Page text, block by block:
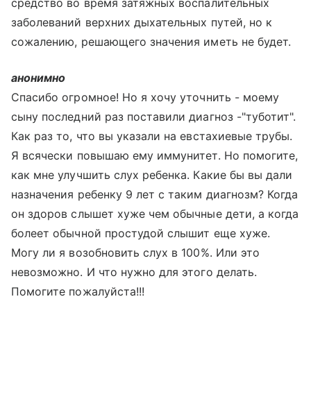
средство во время затяжных воспалительных
заболеваний верхних дыхательных путей, но к
сожалению, решающего значения иметь не будет.
анонимно
Спасибо огромное! Но я хочу уточнить - моему
сыну последний раз поставили диагноз -"туботит".
Как раз то, что вы указали на евстахиевые трубы.
Я всячески повышаю ему иммунитет. Но помогите,
как мне улучшить слух ребенка. Какие бы вы дали
назначения ребенку 9 лет с таким диагнозм? Когда
он здоров слышет хуже чем обычные дети, а когда
болеет обычной простудой слышит еще хуже.
Могу ли я возобновить слух в 100%. Или это
невозможно. И что нужно для этого делать.
Помогите пожалуйста!!!